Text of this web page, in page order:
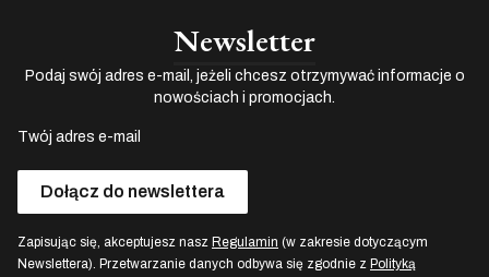
Newsletter
Podaj swój adres e-mail, jeżeli chcesz otrzymywać informacje o
nowościach i promocjach.
Twój adres e-mail
Dołącz do newslettera
Zapisując się, akceptujesz nasz Regulamin (w zakresie dotyczącym
Newslettera). Przetwarzanie danych odbywa się zgodnie z Polityką